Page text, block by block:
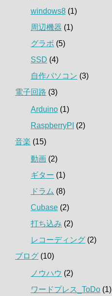
windows8 (1)
周辺機器 (1)
グラボ (5)
SSD (4)
自作パソコン (3)
電子回路 (3)
Arduino (1)
RaspberryPI (2)
音楽 (15)
動画 (2)
ギター (1)
ドラム (8)
Cubase (2)
打ち込み (2)
レコーディング (2)
ブログ (10)
ノウハウ (2)
ワードプレス_ToDo (1)